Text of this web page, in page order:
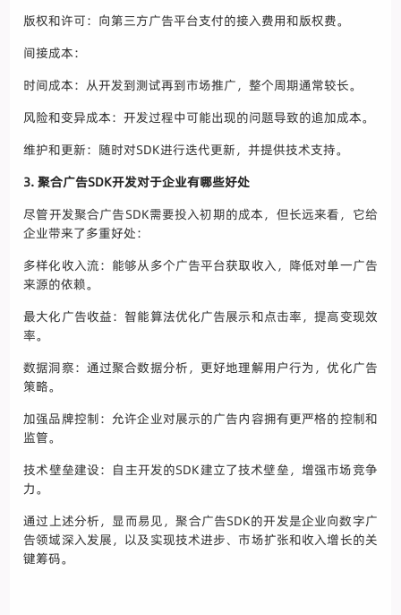
版权和许可：向第三方广告平台支付的接入费用和版权费。
间接成本：
时间成本：从开发到测试再到市场推广，整个周期通常较长。
风险和变异成本：开发过程中可能出现的问题导致的追加成本。
维护和更新：随时对SDK进行迭代更新，并提供技术支持。
3. 聚合广告SDK开发对于企业有哪些好处
尽管开发聚合广告SDK需要投入初期的成本，但长远来看，它给
企业带来了多重好处：
多样化收入流：能够从多个广告平台获取收入，降低对单一广告
来源的依赖。
最大化广告收益：智能算法优化广告展示和点击率，提高变现效
率。
数据洞察：通过聚合数据分析，更好地理解用户行为，优化广告
策略。
加强品牌控制：允许企业对展示的广告内容拥有更严格的控制和
监管。
技术壁垒建设：自主开发的SDK建立了技术壁垒，增强市场竞争
力。
通过上述分析，显而易见，聚合广告SDK的开发是企业向数字广
告领域深入发展，以及实现技术进步、市场扩张和收入增长的关
键筹码。